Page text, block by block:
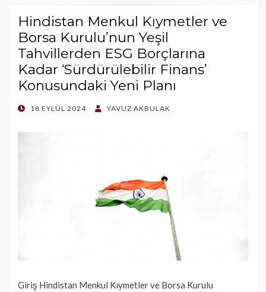
Hindistan Menkul Kıymetler ve
Borsa Kurulu’nun Yeşil
Tahvillerden ESG Borçlarına
Kadar ‘Sürdürülebilir Finans’
Konusundaki Yeni Planı
POSTED
18 EYLÜL 2024 YAVUZ AKBULAK
Giriş Hindistan Menkul Kıymetler ve Borsa Kurulu